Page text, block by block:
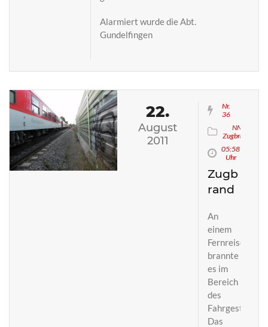
Alarmiert wurde die Abt.
Gundelfingen
22.
August
2011
Nr.
36
NN
Zugbrand
05:58
Uhr
Zugb
rand
An
einem
Fernreisezug
brannte
es im
Bereich
des
Fahrgestells.
Das